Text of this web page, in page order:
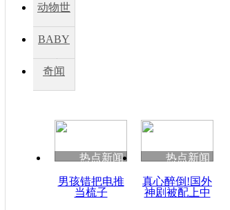
四川兴文苗乡上万人欢
度苗族花山节
动物世
BABY
秀
奇闻
热点新闻
男孩错把电推
当梳子
热点新闻
真心醉倒!国外
神剧被配上中